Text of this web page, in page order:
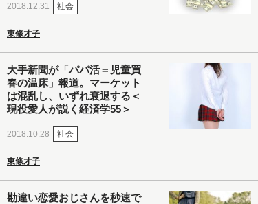
2018.12.31 社会
東條才子
大手新聞が「パパ活＝児童買
春の温床」報道。マーケット
は混乱し、いずれ衰退する＜
現役愛人が説く経済学55＞
2018.10.28 社会
東條才子
勘違い恋愛おじさんを秒速で